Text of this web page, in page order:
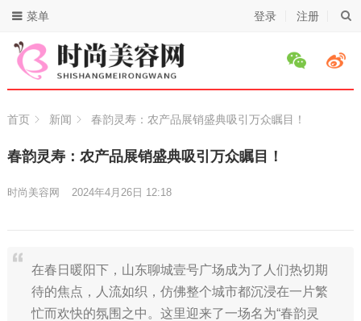
登录 注册
菜单
首页 新闻 春韵灵寿：农产品展销盛典吸引万众瞩目！
春韵灵寿：农产品展销盛典吸引万众瞩目！
时尚美容网 2024年4月26日 12:18
在春日暖阳下，山东聊城壹号广场成为了人们热切期
待的焦点，人流如织，仿佛整个城市都沉浸在一片繁
忙而欢快的氛围之中。这里迎来了一场名为“春韵灵